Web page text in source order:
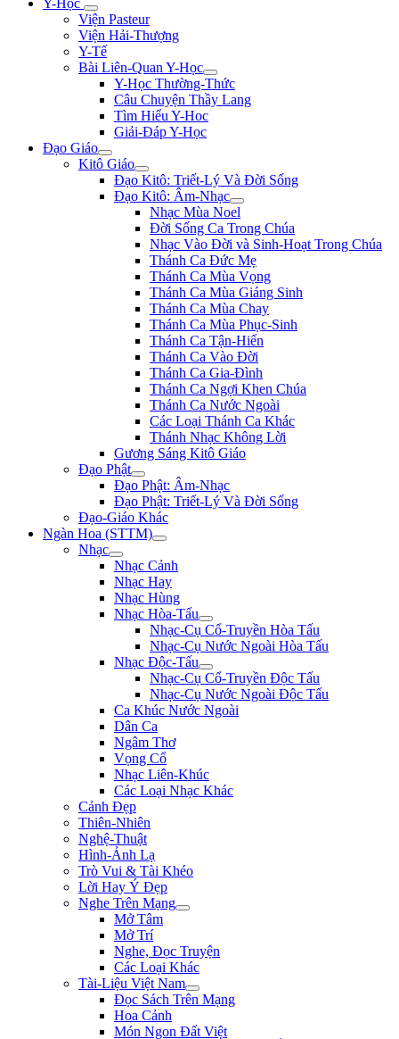
Y-Học
Viện Pasteur
Viện Hải-Thượng
Y-Tế
Bài Liên-Quan Y-Học
Y-Học Thường-Thức
Câu Chuyện Thầy Lang
Tìm Hiểu Y-Hoc
Giải-Đáp Y-Học
Đạo Giáo
Kitô Giáo
Đạo Kitô: Triết-Lý Và Đời Sống
Đạo Kitô: Âm-Nhạc
Nhạc Mùa Noel
Đời Sống Ca Trong Chúa
Nhạc Vào Đời và Sinh-Hoạt Trong Chúa
Thánh Ca Đức Mẹ
Thánh Ca Mùa Vọng
Thánh Ca Mùa Giáng Sinh
Thánh Ca Mùa Chay
Thánh Ca Mùa Phục-Sinh
Thánh Ca Tận-Hiến
Thánh Ca Vào Đời
Thánh Ca Gia-Đình
Thánh Ca Ngợi Khen Chúa
Thánh Ca Nước Ngoài
Các Loại Thánh Ca Khác
Thánh Nhạc Không Lời
Gương Sáng Kitô Giáo
Đạo Phật
Đạo Phật: Âm-Nhạc
Đạo Phật: Triết-Lý Và Đời Sống
Đạo-Giáo Khác
Ngàn Hoa (STTM)
Nhạc
Nhạc Cảnh
Nhạc Hay
Nhạc Hùng
Nhạc Hòa-Tấu
Nhạc-Cụ Cổ-Truyền Hòa Tấu
Nhạc-Cụ Nước Ngoài Hòa Tấu
Nhạc Độc-Tấu
Nhạc-Cụ Cổ-Truyền Độc Tấu
Nhạc-Cụ Nước Ngoài Độc Tấu
Ca Khúc Nước Ngoài
Dân Ca
Ngâm Thơ
Vọng Cổ
Nhạc Liên-Khúc
Các Loại Nhạc Khác
Cảnh Đẹp
Thiên-Nhiên
Nghệ-Thuật
Hình-Ảnh Lạ
Trò Vui & Tài Khéo
Lời Hay Ý Đẹp
Nghe Trên Mạng
Mở Tâm
Mở Trí
Nghe, Đọc Truyện
Các Loại Khác
Tài-Liệu Việt Nam
Đọc Sách Trên Mạng
Hoa Cảnh
Món Ngon Đất Việt